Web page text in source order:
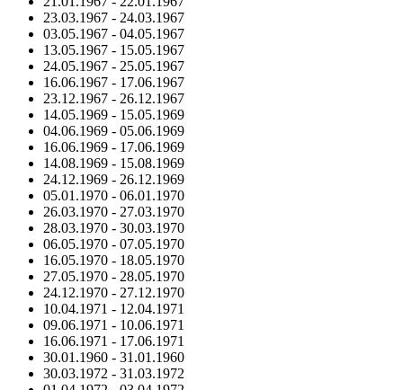
23.03.1967 - 24.03.1967
03.05.1967 - 04.05.1967
13.05.1967 - 15.05.1967
24.05.1967 - 25.05.1967
16.06.1967 - 17.06.1967
23.12.1967 - 26.12.1967
14.05.1969 - 15.05.1969
04.06.1969 - 05.06.1969
16.06.1969 - 17.06.1969
14.08.1969 - 15.08.1969
24.12.1969 - 26.12.1969
05.01.1970 - 06.01.1970
26.03.1970 - 27.03.1970
28.03.1970 - 30.03.1970
06.05.1970 - 07.05.1970
16.05.1970 - 18.05.1970
27.05.1970 - 28.05.1970
24.12.1970 - 27.12.1970
10.04.1971 - 12.04.1971
09.06.1971 - 10.06.1971
16.06.1971 - 17.06.1971
30.01.1960 - 31.01.1960
30.03.1972 - 31.03.1972